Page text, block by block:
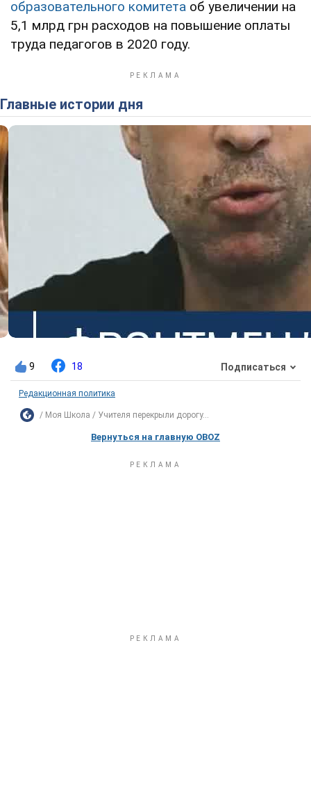
образовательного комитета об увеличении на
5,1 млрд грн расходов на повышение оплаты
труда педагогов в 2020 году.
Главные истории дня
9 18 Подписаться
Редакционная политика
Моя Школа Учителя перекрыли дорогу...
Вернуться на главную OBOZ